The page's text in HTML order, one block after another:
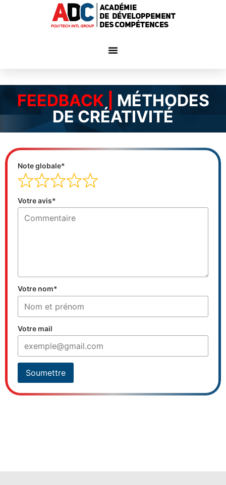
FEEDBACK |
MÉTHODES
DE CRÉATIVITÉ
Note globale*
Votre avis*
Votre nom*
Votre mail
Soumettre